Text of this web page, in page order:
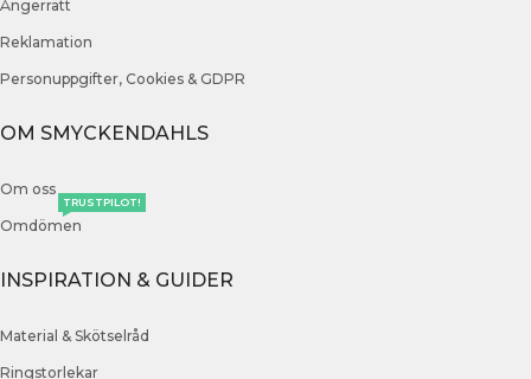
Ångerrätt
Reklamation
Personuppgifter, Cookies & GDPR
OM SMYCKENDAHLS
Om oss
Omdömen
TRUSTPILOT!
INSPIRATION & GUIDER
Material & Skötselråd
Ringstorlekar